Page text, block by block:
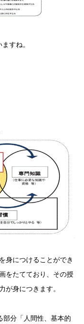
すね。
身につけることができ
をたてており、その授
が身につきます。
部分「人間性、基本的